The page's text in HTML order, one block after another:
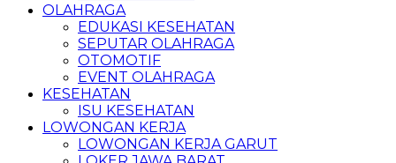
OLAHRAGA
EDUKASI KESEHATAN
SEPUTAR OLAHRAGA
OTOMOTIF
EVENT OLAHRAGA
KESEHATAN
ISU KESEHATAN
LOWONGAN KERJA
LOWONGAN KERJA GARUT